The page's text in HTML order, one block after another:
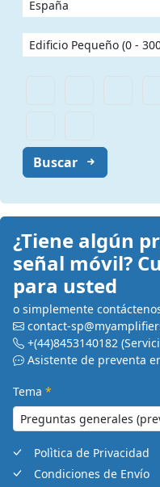
Buscar
¿Tiene algún
señal móvil?
para usted
o simplemente
contact-
+(44)8453140182
Asistente de preventa
Tema *
Polìtica de Privacidad
Condiciones de Envío